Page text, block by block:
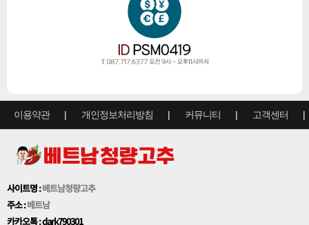
이용약관 개인정보처리방침 커뮤니티 고객센터
사이트명 :베트남청량고추
주소 :베트남
카카오톡 : dark790301